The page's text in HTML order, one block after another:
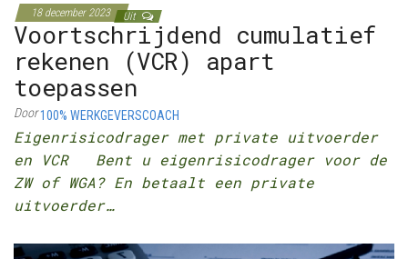
18 december 2023 Uit
Voortschrijdend cumulatief
rekenen (VCR) apart
toepassen
Door100% WERKGEVERSCOACH
Eigenrisicodrager met private uitvoerder
en VCR Bent u eigenrisicodrager voor de
ZW of WGA? En betaalt een private
uitvoerder…